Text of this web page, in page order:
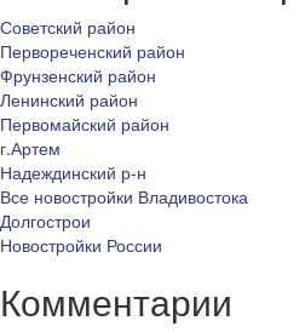
Советский район
Первореченский район
Фрунзенский район
Ленинский район
Первомайский район
г.Артем
Надеждинский р-н
Все новостройки Владивостока
Долгострои
Новостройки России
Комментарии